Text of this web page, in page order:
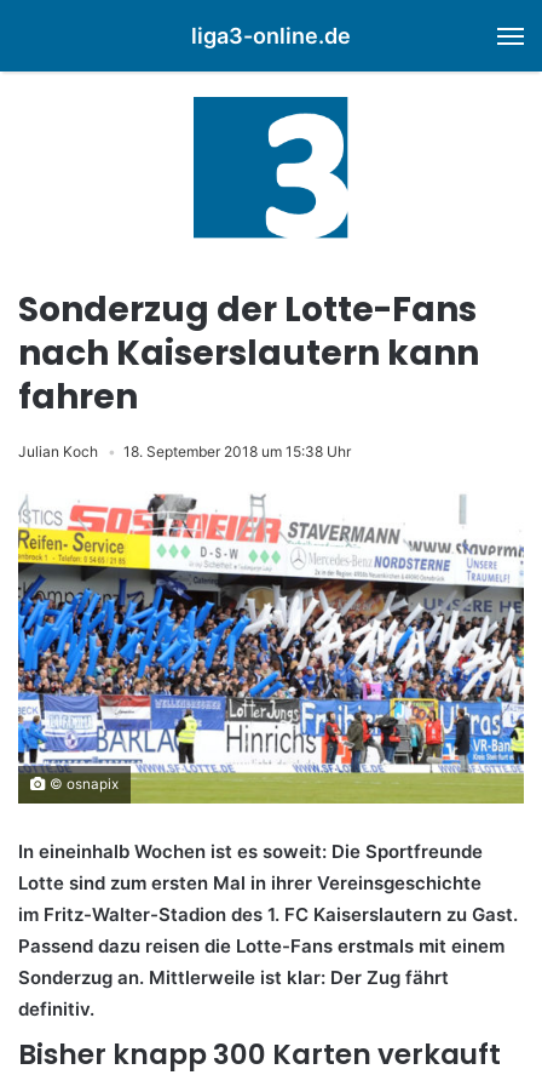
liga3-online.de
Sonderzug der Lotte-Fans
nach Kaiserslautern kann
fahren
Julian Koch 18. September 2018 um 15:38 Uhr
© osnapix
In eineinhalb Wochen ist es soweit: Die Sportfreunde
Lotte sind zum ersten Mal in ihrer Vereinsgeschichte
im Fritz-Walter-Stadion des 1. FC Kaiserslautern zu Gast.
Passend dazu reisen die Lotte-Fans erstmals mit einem
Sonderzug an. Mittlerweile ist klar: Der Zug fährt
definitiv.
Bisher knapp 300 Karten verkauft